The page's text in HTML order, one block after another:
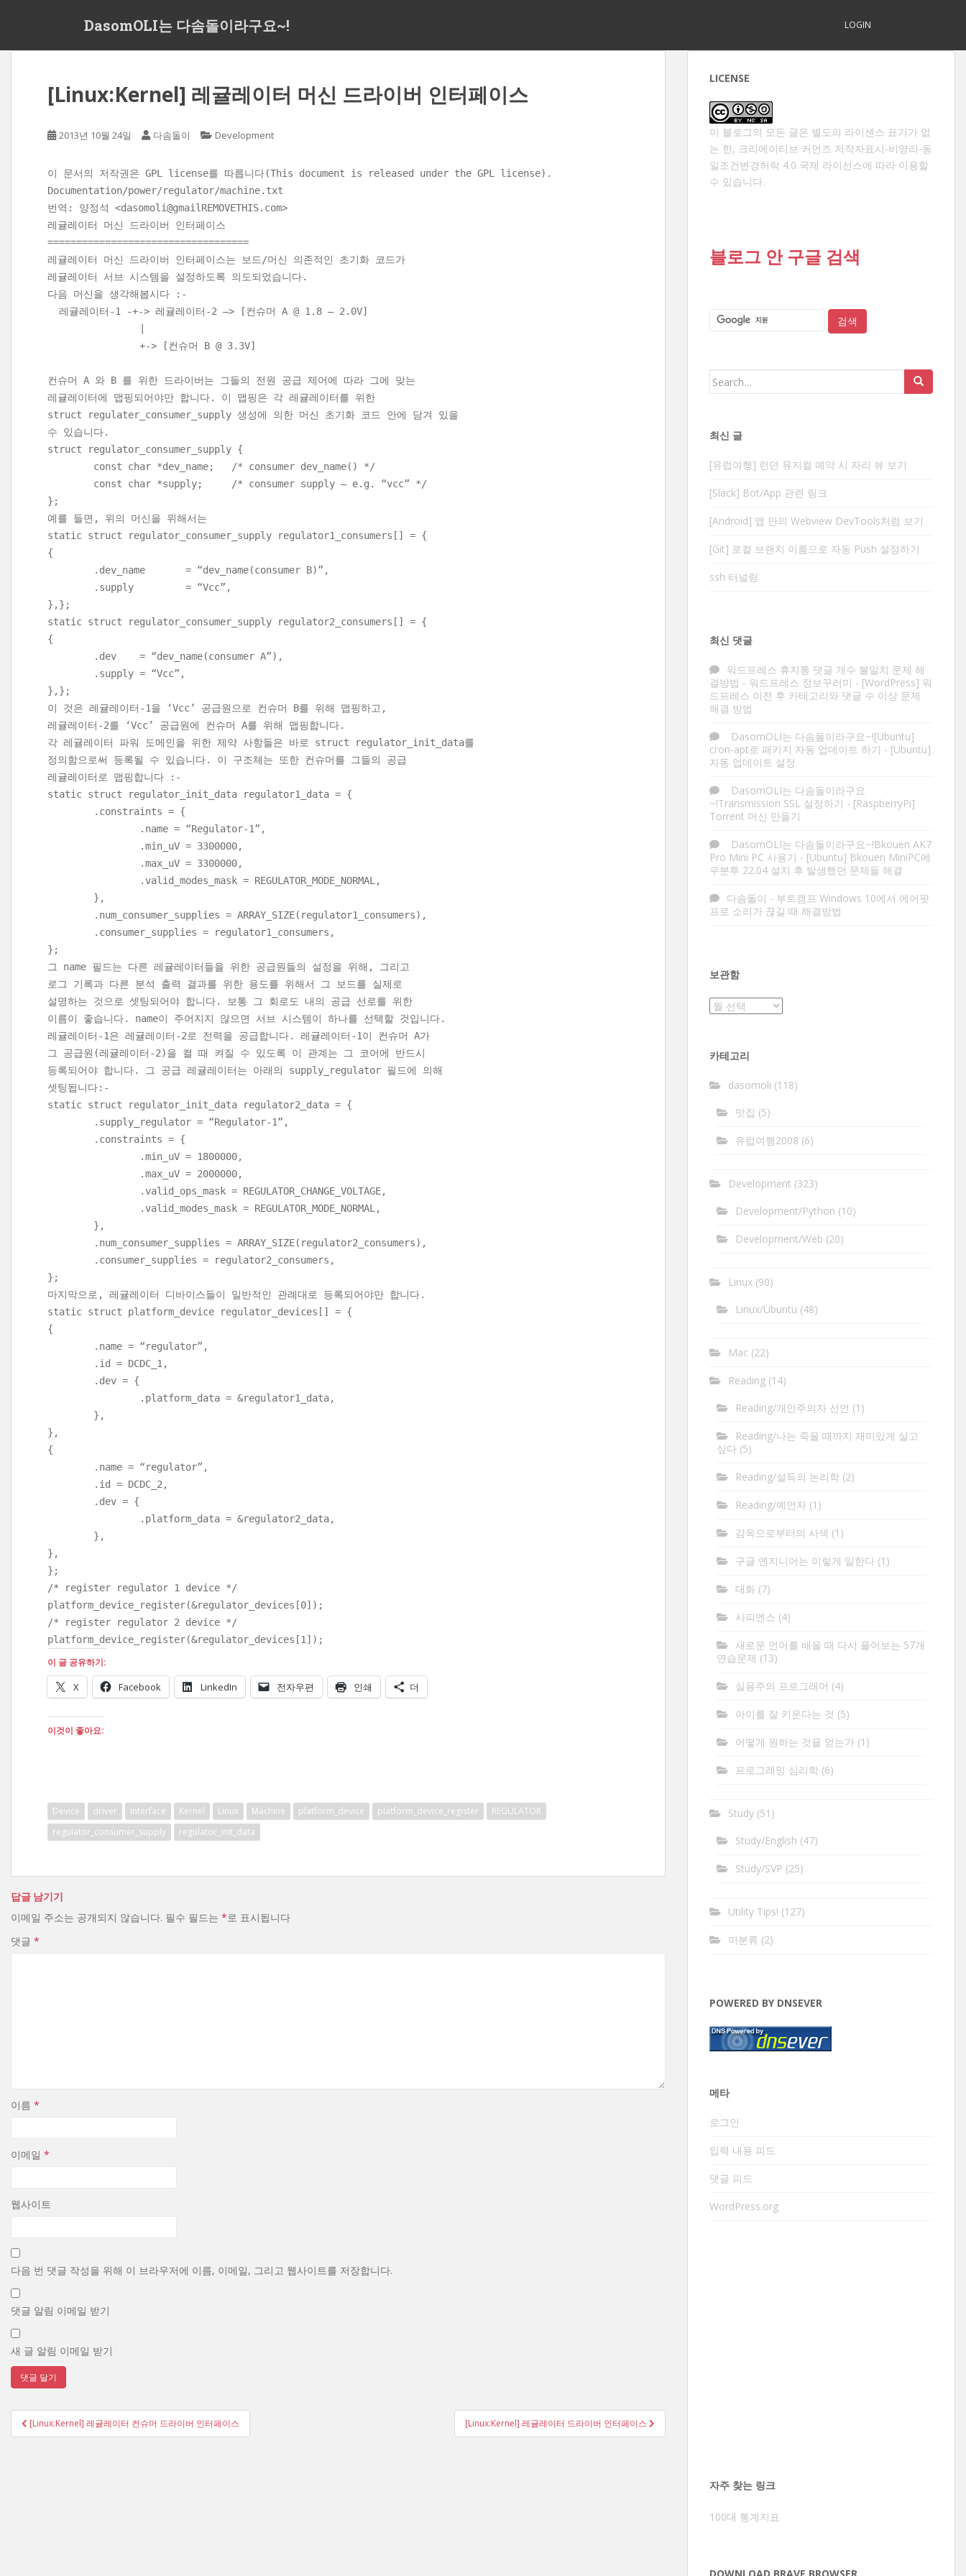
DasomOLI는 다솜돌이라구요~! LOGIN
[Linux:Kernel] 레귤레이터 머신 드라이버 인터페이스
2013년 10월 24일 다솜돌이 Development
이 문서의 저작권은 GPL license를 따릅니다(This document is released under the GPL license).
Documentation/power/regulator/machine.txt
번역: 양정석 <dasomoli@gmailREMOVETHIS.com>
레귤레이터 머신 드라이버 인터페이스
===================================
레귤레이터 머신 드라이버 인터페이스는 보드/머신 의존적인 초기화 코드가
레귤레이터 서브 시스템을 설정하도록 의도되었습니다.
다음 머신을 생각해봅시다 :-
레귤레이터-1 -+-> 레귤레이터-2 –> [컨슈머 A @ 1.8 – 2.0V]
+-> [컨슈머 B @ 3.3V]
컨슈머 A 와 B 를 위한 드라이버는 그들의 전원 공급 제어에 따라 그에 맞는
레귤레이터에 맵핑되어야만 합니다. 이 맵핑은 각 레귤레이터를 위한
struct regulater_consumer_supply 생성에 의한 머신 초기화 코드 안에 담겨 있을
수 있습니다.
struct regulator_consumer_supply {
const char *dev_name; /* consumer dev_name() */
const char *supply; /* consumer supply – e.g. “vcc” */
};
예를 들면, 위의 머신을 위해서는
static struct regulator_consumer_supply regulator1_consumers[] = {
{
.dev_name = “dev_name(consumer B)”,
.supply = “Vcc”,
},};
static struct regulator_consumer_supply regulator2_consumers[] = {
{
.dev = “dev_name(consumer A”),
.supply = “Vcc”,
},};
이 것은 레귤레이터-1을 ‘Vcc’ 공급원으로 컨슈머 B를 위해 맵핑하고,
레귤레이터-2를 ‘Vcc’ 공급원에 컨슈머 A를 위해 맵핑합니다.
각 레귤레이터 파워 도메인을 위한 제약 사항들은 바로 struct regulator_init_data를
정의함으로써 등록될 수 있습니다. 이 구조체는 또한 컨슈머를 그들의 공급
레귤레이터로 맵핑합니다 :-
static struct regulator_init_data regulator1_data = {
.constraints = {
.name = “Regulator-1”,
.min_uV = 3300000,
.max_uV = 3300000,
.valid_modes_mask = REGULATOR_MODE_NORMAL,
},
.num_consumer_supplies = ARRAY_SIZE(regulator1_consumers),
.consumer_supplies = regulator1_consumers,
};
그 name 필드는 다른 레귤레이터들을 위한 공급원들의 설정을 위해, 그리고
로그 기록과 다른 분석 출력 결과를 위한 용도를 위해서 그 보드를 실제로
설명하는 것으로 셋팅되어야 합니다. 보통 그 회로도 내의 공급 선로를 위한
이름이 좋습니다. name이 주어지지 않으면 서브 시스템이 하나를 선택할 것입니다.
레귤레이터-1은 레귤레이터-2로 전력을 공급합니다. 레귤레이터-1이 컨슈머 A가
그 공급원(레귤레이터-2)을 켤 때 켜질 수 있도록 이 관계는 그 코어에 반드시
등록되어야 합니다. 그 공급 레귤레이터는 아래의 supply_regulator 필드에 의해
셋팅됩니다:-
static struct regulator_init_data regulator2_data = {
.supply_regulator = “Regulator-1”,
.constraints = {
.min_uV = 1800000,
.max_uV = 2000000,
.valid_ops_mask = REGULATOR_CHANGE_VOLTAGE,
.valid_modes_mask = REGULATOR_MODE_NORMAL,
},
.num_consumer_supplies = ARRAY_SIZE(regulator2_consumers),
.consumer_supplies = regulator2_consumers,
};
마지막으로, 레귤레이터 디바이스들이 일반적인 관례대로 등록되어야만 합니다.
static struct platform_device regulator_devices[] = {
{
.name = “regulator”,
.id = DCDC_1,
.dev = {
.platform_data = &regulator1_data,
},
},
{
.name = “regulator”,
.id = DCDC_2,
.dev = {
.platform_data = &regulator2_data,
},
},
};
/* register regulator 1 device */
platform_device_register(&regulator_devices[0]);
/* register regulator 2 device */
platform_device_register(&regulator_devices[1]);
이 글 공유하기:
X Facebook LinkedIn 전자우편 인쇄 더
이것이 좋아요:
Device driver Interface Kernel Linux Machine platform_device platform_device_register
REGULATOR
regulator_consumer_supply
regulator_init_data
답글 남기기
이메일 주소는 공개되지 않습니다. 필수 필드는 *로 표시됩니다
댓글 *
이름 *
이메일 *
웹사이트
다음 번 댓글 작성을 위해 이 브라우저에 이름, 이메일, 그리고 웹사이트를 저장합니다.
댓글 알림 이메일 받기
새 글 알림 이메일 받기
글
탐
[Linux:Kernel] 레귤레이터 컨슈머 드라이버 인터페이스 [Linux:Kernel] 레귤레이터 드라이버 인터페이스
LICENSE
이 블로그의 모든 글은 별도의 라이센스 표기가 없
는 한, 크리에이티브 커먼즈 저작자표시-비영리-동
일조건변경허락 4.0 국제 라이선스에 따라 이용할
수 있습니다.
블로그 안 구글 검색
Search
최신 글
[유럽여행] 런던 뮤지컬 예약 시 자리 뷰 보기
[Slack] Bot/App 관련 링크
[Android] 앱 안의 Webview DevTools처럼 보기
[Git] 로컬 브랜치 이름으로 자동 Push 설정하기
ssh 터널링
최신 댓글
워드프레스 휴지통 댓글 개수 불일치 문제 해
결방법 - 워드프레스 정보꾸러미 - [WordPress] 워
드프레스 이전 후 카테고리와 댓글 수 이상 문제
해결 방법
DasomOLI는 다솜돌이라구요~![Ubuntu]
cron-apt로 패키지 자동 업데이트 하기 - [Ubuntu]
자동 업데이트 설정
DasomOLI는 다솜돌이라구요
~!Transmission SSL 설정하기 - [RaspberryPi]
Torrent 머신 만들기
DasomOLI는 다솜돌이라구요~!Bkouen AK7
Pro Mini PC 사용기 - [Ubuntu] Bkouen MiniPC에
우분투 22.04 설치 후 발생했던 문제들 해결
다솜돌이 - 부트캠프 Windows 10에서 에어팟
프로 소리가 끊길 때 해결방법
보관함
보
카테고리
dasomoli (118)
맛집 (5)
유럽여행2008 (6)
Development (323)
Development/Python (10)
Development/Web (20)
Linux(90)
Linux/Ubuntu (48)
Mac (22)
Reading(14)
Reading/개인주의자 선언 (1)
Reading/나는 죽을 때까지 재미있게 살고
싶다(5)
Reading/설득의 논리학(2)
Reading/예언자(1)
감옥으로부터의 사색 (1)
구글 엔지니어는 이렇게 일한다(1)
대화(7)
사피엔스 (4)
새로운 언어를 배울 때 다시 풀어보는 57개
연습문제 (13)
실용주의 프로그래머 (4)
아이를 잘 키운다는 것 (5)
어떻게 원하는 것을 얻는가(1)
프로그래밍 심리학(6)
Study(51)
Study/English (47)
Study/SVP (25)
Utility Tips! (127)
미분류 (2)
POWERED BY DNSEVER
메타
로그인
입력 내용 피드
댓글 피드
WordPress.org
자주 찾는 링크
100대 통계지표